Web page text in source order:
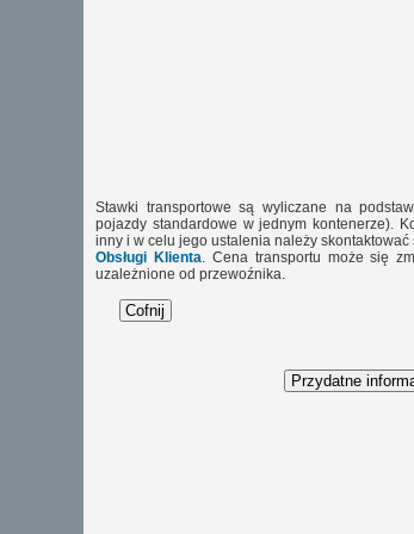
Stawki transportowe są wyliczane na
pojazdy standardowe w jednym kontenerze).
inny i w celu jego ustalenia należy
Obsługi Klienta. Cena transportu może się
uzależnione od przewoźnika.